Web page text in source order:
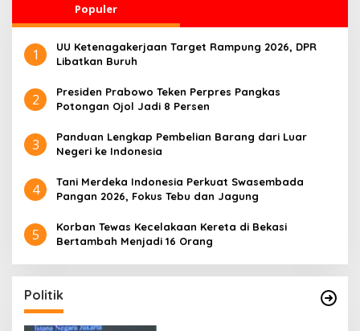
Populer
1
UU Ketenagakerjaan Target Rampung 2026, DPR
Libatkan Buruh
2
Presiden Prabowo Teken Perpres Pangkas
Potongan Ojol Jadi 8 Persen
3
Panduan Lengkap Pembelian Barang dari Luar
Negeri ke Indonesia
4
Tani Merdeka Indonesia Perkuat Swasembada
Pangan 2026, Fokus Tebu dan Jagung
5
Korban Tewas Kecelakaan Kereta di Bekasi
Bertambah Menjadi 16 Orang
Politik